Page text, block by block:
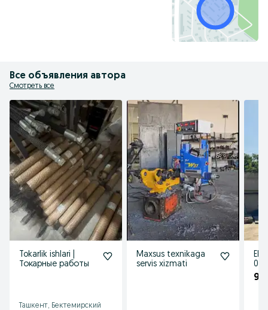
Все объявления автора
Смотреть все
Tokarlik ishlari |
Токарные работы
Ташкент, Бектемирский
Maxsus texnikaga
servis xizmati